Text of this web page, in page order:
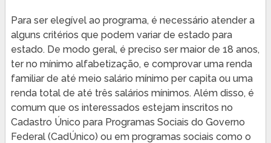
Para ser elegível ao programa, é necessário atender a
alguns critérios que podem variar de estado para
estado. De modo geral, é preciso ser maior de 18 anos,
ter no mínimo alfabetização, e comprovar uma renda
familiar de até meio salário mínimo per capita ou uma
renda total de até três salários mínimos. Além disso, é
comum que os interessados estejam inscritos no
Cadastro Único para Programas Sociais do Governo
Federal (CadÚnico) ou em programas sociais como o